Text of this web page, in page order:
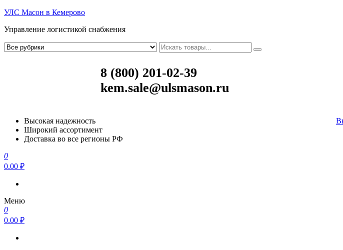
УЛС Масон в Кемерово
Управление логистикой снабжения
8 (800) 201-02-39
kem.sale@ulsmason.ru
Высокая надежность
Широкий ассортимент
Доставка во все регионы РФ
0
0.00 ₽
Меню
0
0.00 ₽